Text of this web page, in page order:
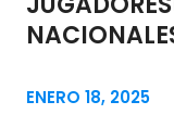
ENERO 18, 2025